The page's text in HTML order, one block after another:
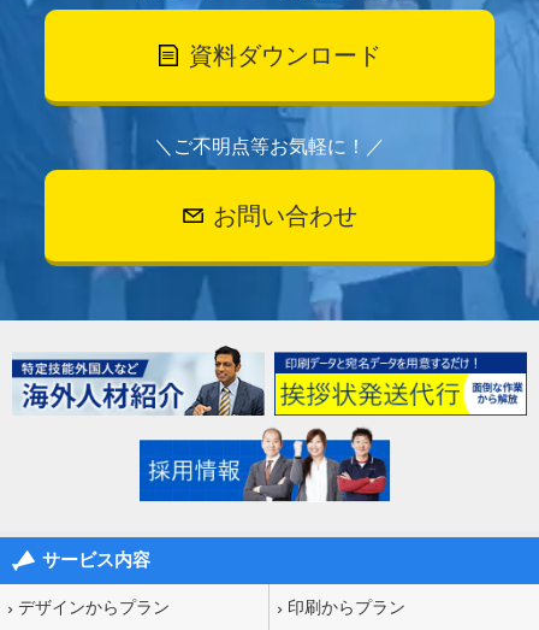
資料ダウンロード
＼ご不明点等お気軽に！／
お問い合わせ
サービス内容
デザインからプラン 印刷からプラン